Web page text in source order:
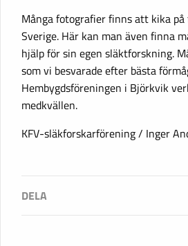
Många fotografier finns att kika
Sverige. Här kan man även finna
hjälp för sin egen släktforskning.
som vi besvarade efter bästa
Hembygdsföreningen i Björkvik
medkvällen.
KFV-släkforskarförening / Inger